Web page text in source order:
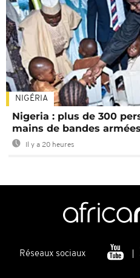
NIGÉRIA
Nigeria : plus de 300
mains de bandes armées
Il y a 20 heures
Réseaux sociaux